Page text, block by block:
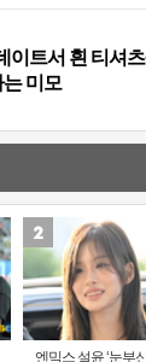
이트서 흰 티셔
미모
엔믹스 설윤 ‘눈부